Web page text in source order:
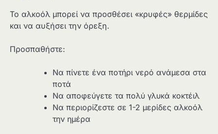
Το αλκοόλ μπορεί να προσθέσει «κρυφές» θερμίδες
και να αυξήσει την όρεξη.
Προσπαθήστε:
Να πίνετε ένα ποτήρι νερό ανάμεσα στα
ποτά
Να αποφεύγετε τα πολύ γλυκά κοκτέιλ
Να περιορίζεστε σε 1-2 μερίδες αλκοόλ
την ημέρα